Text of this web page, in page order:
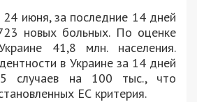
июня, за последние 14 дней
новых больных. По оценке
41,8 млн. населения.
в Украине за 14 дней
случаев на 100 тыс., что
ЕС критерия.